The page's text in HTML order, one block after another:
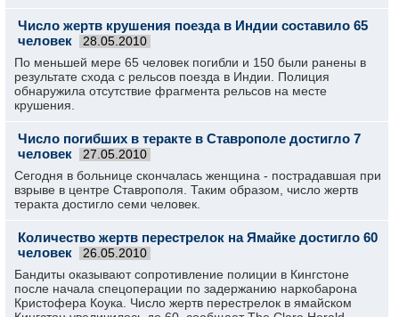
Число жертв крушения поезда в Индии составило 65
человек
28.05.2010
По меньшей мере 65 человек погибли и 150 были ранены в
результате схода с рельсов поезда в Индии. Полиция
обнаружила отсутствие фрагмента рельсов на месте
крушения.
Число погибших в теракте в Ставрополе достигло 7
человек
27.05.2010
Сегодня в больнице скончалась женщина - пострадавшая при
взрыве в центре Ставрополя. Таким образом, число жертв
теракта достигло семи человек.
Количество жертв перестрелок на Ямайке достигло 60
человек
26.05.2010
Бандиты оказывают сопротивление полиции в Кингстоне
после начала спецоперации по задержанию наркобарона
Кристофера Коука. Число жертв перестрелок в ямайском